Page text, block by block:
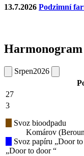
13.7.2026 Podzimní
Harmonogram
Srpen2026
27
3
Svoz bioodpadu
Komárov
Svoz papíru „Door
„Door to door “